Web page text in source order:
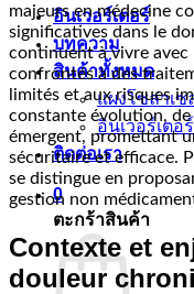
อินเวอร์เตอร์
บทความ
สินค้าทั้งหมด
แผงโซล่าเซ
อินเวอร์เตอร์
ติดต่อเรา
0
ตะกร้าสินค้า
majeurs en médecine
significatives dans le
continuent à vivre avec
confrontés à des
limités et aux risques
constante évolution,
émergent, promettant
sécuritaire et efficace.
se distingue en
gestion non
Contexte et
douleur